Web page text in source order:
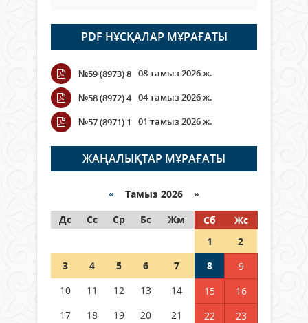
Open Air: Қызылорда облысы
полиция департаменті 20
мыңнан астам көрерменнің
қауіпсіздігін қамтамасыз етті
06 тамыз 2026 ж.
Wi-Fi ҚАБЫРҒА АРҚЫЛЫ ҚАЛАЙ
ӨТЕДІ?
06 тамыз 2026 ж. 265
граждане Казахстана,
05 тамыз 2026 ж. 146
Шетелде жүрген Қазақстан
азаматтары қалай дауыс бере
PDF НҰСҚАЛАР МҰРАҒАТЫ
№59 (8973) 8 08 тамыз 2026 ж.
№58 (8972) 4 04 тамыз 2026 ж.
№57 (8971) 1
01 тамыз 2026 ж.
ЖАҢАЛЫҚТАР МҰРАҒАТЫ
« Тамыз 2026 »
Дс
Сс Ср Бс Жм Сб
Жс
1
2
3
4 5 6 7 8
9
10
11 12 13 14 15
16
17
18 19 20 21 22
23